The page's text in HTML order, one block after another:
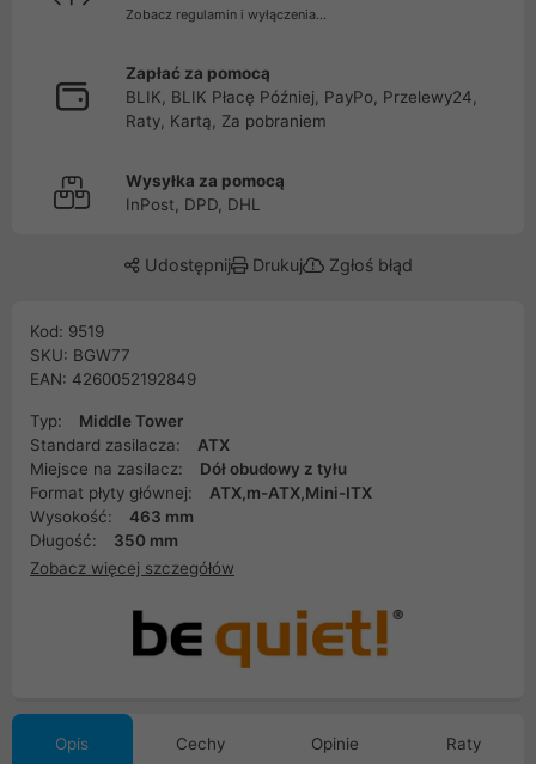
Zobacz regulamin i wyłączenia...
Zapłać za pomocą
BLIK, BLIK Płacę Później, PayPo, Przelewy24,
Raty, Kartą, Za pobraniem
Wysyłka za pomocą
InPost, DPD, DHL
Udostępnij Drukuj Zgłoś błąd
Kod: 9519
SKU: BGW77
EAN: 4260052192849
Typ:
Middle Tower
Standard zasilacza:
ATX
Miejsce na zasilacz:
Dół obudowy z tyłu
Format płyty głównej:
ATX,m-ATX,Mini-ITX
Wysokość:
463 mm
Długość:
350 mm
Zobacz więcej szczegółów
Opis Cechy Opinie Raty